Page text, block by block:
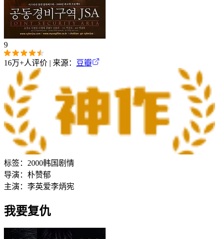
9
16万+人评价 | 来源： 豆瓣
标签： 2000韩国 剧情
导演： 朴赞郁
主演： 李英爱李炳宪
我要复仇